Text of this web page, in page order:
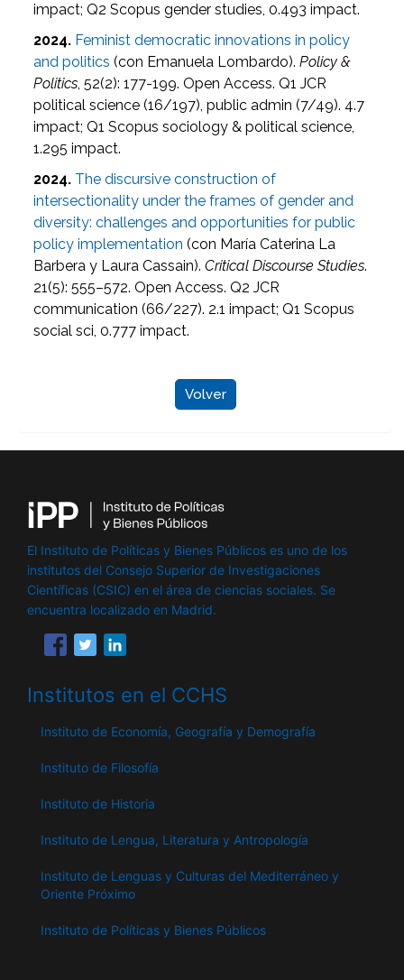
impact; Q2 Scopus gender studies, 0.493 impact.
2024. Feminist democratic innovations in policy
and politics (con Emanuela Lombardo).Policy &
Politics, 52(2): 177-199. Open Access. Q1 JCR
political science (16/197), public admin (7/49). 4.7
impact; Q1 Scopus sociology & political science,
1.295 impact.
2024. The discursive construction of
intersectionality under the frames of gender and
diversity: challenges and opportunities for public
policy implementation (con María Caterina La
Barbera y Laura Cassain).Critical Discourse Studies.
21(5): 555–572. Open Access. Q2 JCR
communication (66/227). 2.1 impact; Q1 Scopus
social sci, 0.777 impact.
Volver
El Instituto de Políticas y Bienes Públicos es uno de los
institutos del Consejo Superior de Investigaciones
Científicas (CSIC) en el área de ciencias sociales. Se
encuentra localizado en Madrid.
Institutos en el CCHS
Instituto de Economía, Geografía y Demografía
Instituto de Filosofía
Instituto de Historia
Instituto de Lengua, Literatura y Antropología
Instituto de Lenguas y Culturas del Mediterráneo y
Oriente Próximo
Instituto de Políticas y Bienes Públicos